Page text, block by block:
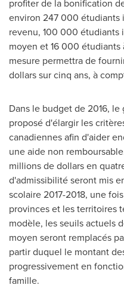
profiter de la bonification
environ 247 000 étudiants
revenu, 100 000 étudiants
moyen et 16 000
mesure permettra de
dollars sur cinq ans, à
Dans le budget de 2016,
proposé d'élargir les
canadiennes afin d'aider
une aide non
millions de dollars en
d'admissibilité seront mis
scolaire 2017-2018, une
provinces et les territoires
modèle, les seuils actuels
moyen seront remplacés
partir duquel le montant
progressivement en
famille.